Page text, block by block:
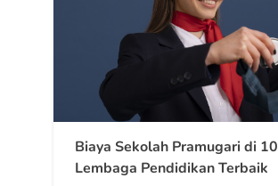
Biaya Sekolah Pramugari di 10
Lembaga Pendidikan Terbaik